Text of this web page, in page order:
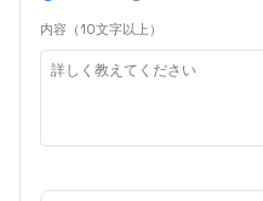
内容（10文字以上）